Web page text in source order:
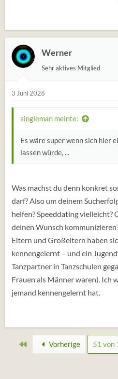
Werner
Sehr aktives Mitglied
3 Juni 2026
singleman meinte:
Es wäre super wenn sich hier
lassen würde, ...
Was machst du denn konkret
darf? Also um deinem
helfen? Speeddating vielleicht?
deinen Wunsch
Eltern und Großeltern haben
kennengelernt – und ein
Tanzpartner in Tanzschulen
Frauen als Männer waren). Ich
jemand kennengelernt hat.
Erste Vorherige 51 von